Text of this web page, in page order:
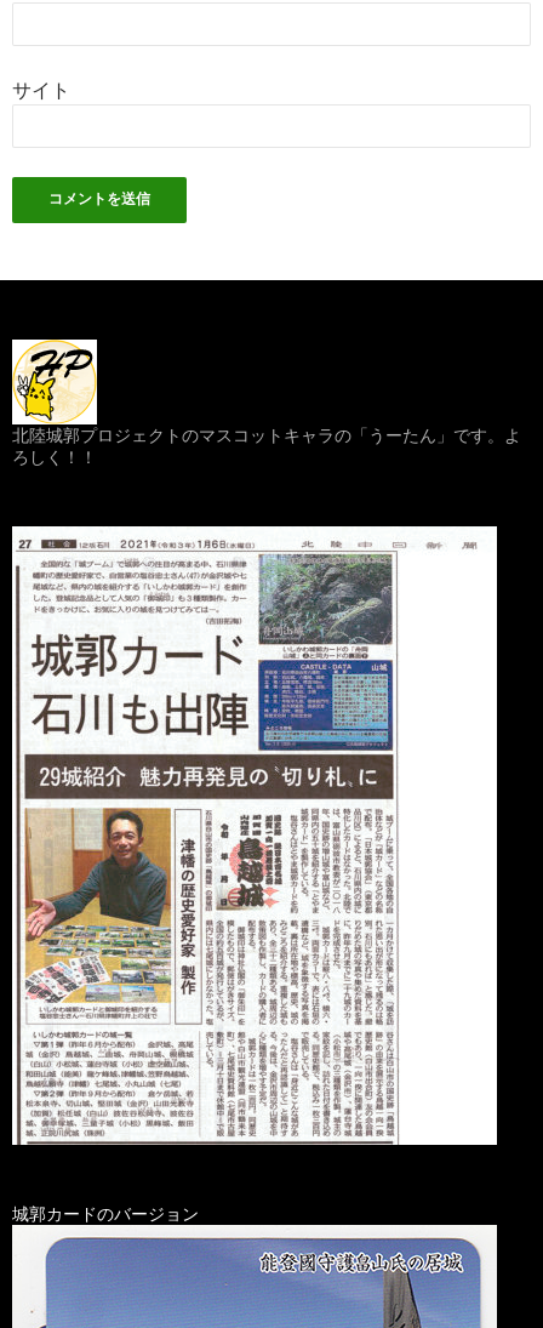
サイト
北陸城郭プロジェクトのマスコットキャラの「うーたん」です。よ
ろしく！！
城郭カードのバージョン